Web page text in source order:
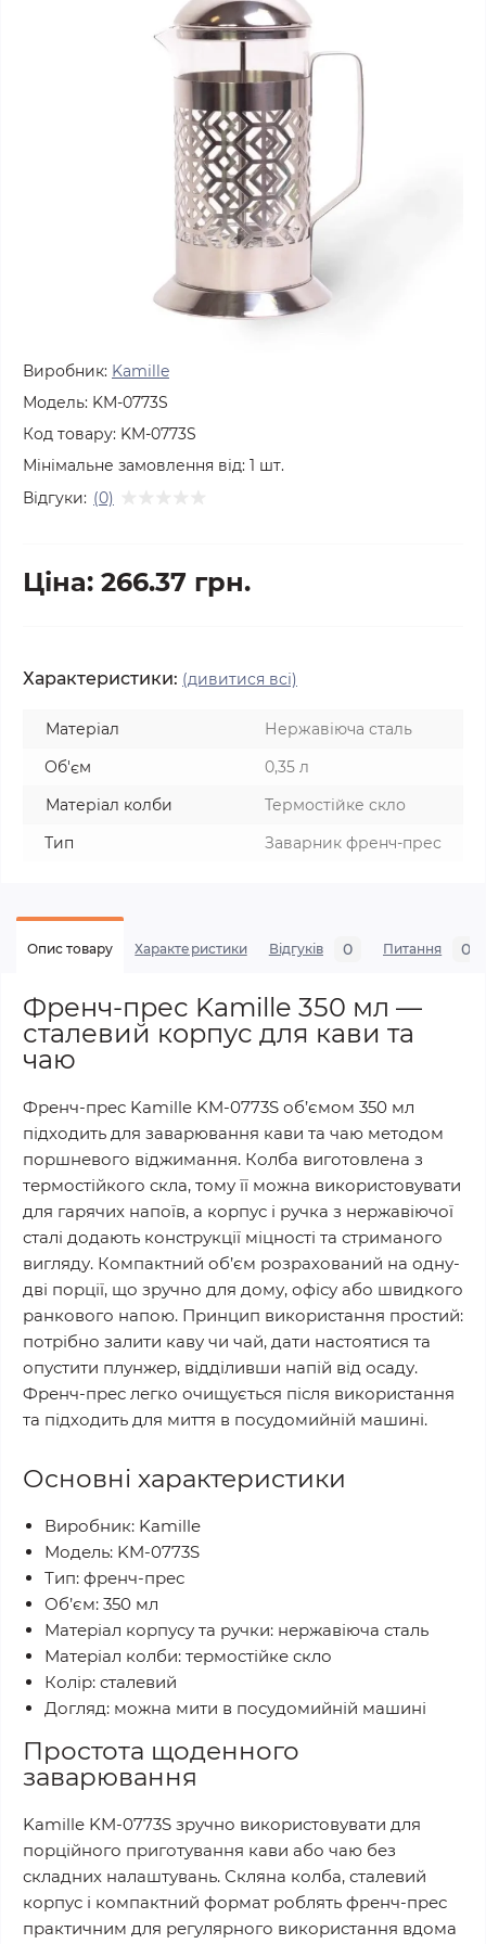
Виробник: Kamille
Модель: KM-0773S
Код товару: KM-0773S
Мінімальне замовлення від: 1 шт.
Відгуки: (0)
Ціна: 266.37 грн.
Характеристики: (дивитися всі)
Матеріал
Нержавіюча сталь
Об'єм
0,35 л
Матеріал колби
Термостійке скло
Тип
Заварник френч-прес
Опис товару Характеристики Відгуків 0 Питання 0
Френч-прес Kamille 350 мл —
сталевий корпус для кави та
чаю
Френч-прес Kamille KM-0773S об’ємом 350 мл
підходить для заварювання кави та чаю методом
поршневого віджимання. Колба виготовлена з
термостійкого скла, тому її можна використовувати
для гарячих напоїв, а корпус і ручка з нержавіючої
сталі додають конструкції міцності та стриманого
вигляду. Компактний об’єм розрахований на одну-
дві порції, що зручно для дому, офісу або швидкого
ранкового напою. Принцип використання простий:
потрібно залити каву чи чай, дати настоятися та
опустити плунжер, відділивши напій від осаду.
Френч-прес легко очищується після використання
та підходить для миття в посудомийній машині.
Основні характеристики
Виробник: Kamille
Модель: KM-0773S
Тип: френч-прес
Об’єм: 350 мл
Матеріал корпусу та ручки: нержавіюча сталь
Матеріал колби: термостійке скло
Колір: сталевий
Догляд: можна мити в посудомийній машині
Простота щоденного
заварювання
Kamille KM-0773S зручно використовувати для
порційного приготування кави або чаю без
складних налаштувань. Скляна колба, сталевий
корпус і компактний формат роблять френч-прес
практичним для регулярного використання вдома